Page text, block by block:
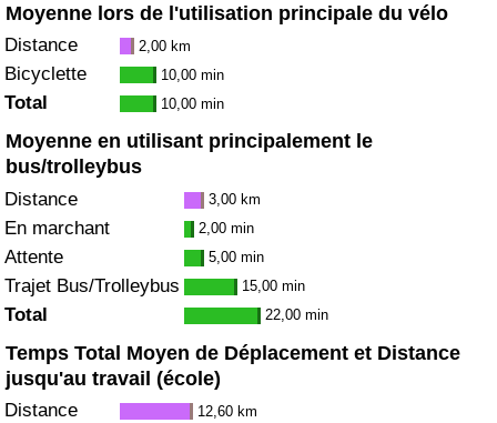
Moyenne lors de l'utilisation principale du vélo
Distance 2,00 km
Bicyclette 10,00 min
Total 10,00 min
Moyenne en utilisant principalement le
bus/trolleybus
Distance 3,00 km
En marchant 2,00 min
Attente 5,00 min
Trajet Bus/Trolleybus 15,00 min
Total 22,00 min
Temps Total Moyen de Déplacement et Distance
jusqu'au travail (école)
Distance 12,60 km